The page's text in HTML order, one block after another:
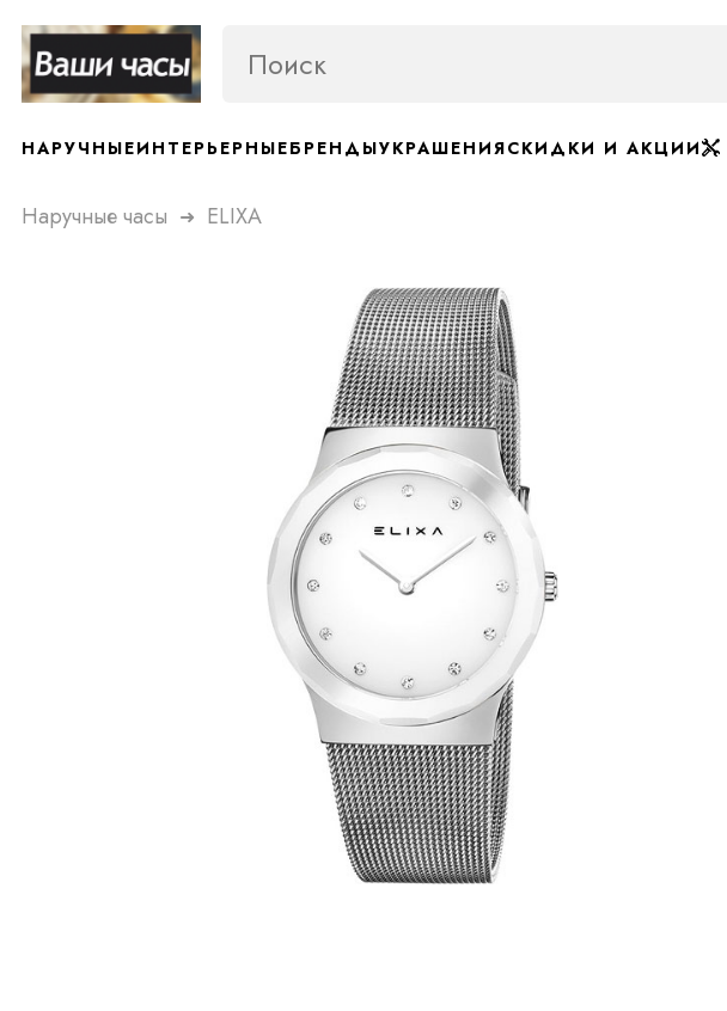
НАРУЧНЫЕИНТЕРЬЕРНЫЕБРЕНДЫУКРАШЕНИЯСКИДКИ И АКЦИИ
Наручные часы ➜ ELIXA